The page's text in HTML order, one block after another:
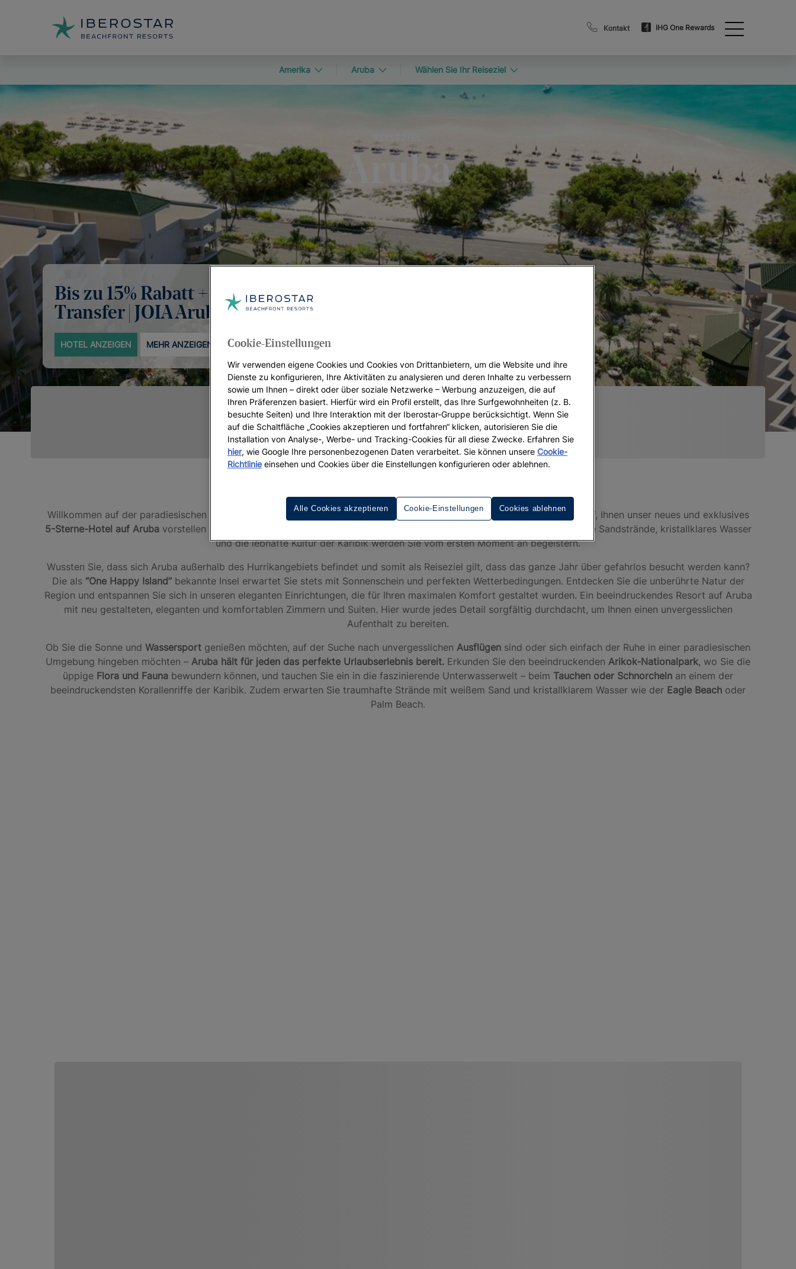
Kontakt IHG One Rewards
Amerika Aruba Wählen Sie Ihr Reiseziel
Aruba
Bis zu 15% Rabatt + kostenloser
Transfer | JOIA Aruba
HOTEL ANZEIGEN MEHR ANZEIGEN
Willkommen auf der paradiesischen Karibikinsel Aruba. Wo Traumurlaube wahr werden. Wir von Iberostar sind stolz darauf, Ihnen unser neues und exklusives
5-Sterne-Hotel auf Aruba vorstellen zu dürfen – für einmalige Urlaubserlebnisse. Freuen Sie sich auf den
: weiße Sandstrände, kristallklares Wasser
und die lebhafte Kultur der Karibik werden Sie vom ersten Moment an begeistern.
Wussten Sie, dass sich Aruba außerhalb des Hurrikangebiets befindet und somit als Reiseziel gilt, dass das ganze Jahr über gefahrlos besucht werden kann?
Die als “One Happy Island”bekannte Insel erwartet Sie stets mit Sonnenschein und perfekten Wetterbedingungen. Entdecken Sie die unberührte Natur der
Region und entspannen Sie sich in unseren eleganten Einrichtungen, die für Ihren maximalen Komfort gestaltet wurden. Ein beeindruckendes Resort auf Aruba
mit neu gestalteten, eleganten und komfortablen Zimmern und Suiten. Hier wurde jedes Detail sorgfältig durchdacht, um Ihnen einen unvergesslichen
Aufenthalt zu bereiten.
Ob Sie die Sonne und Wassersport genießen möchten, auf der Suche nach unvergesslichen Ausflügen sind oder sich einfach der Ruhe in einer paradiesischen
Umgebung hingeben möchten – Aruba hält für jeden das perfekte Urlaubserlebnis bereit. Erkunden Sie den beeindruckenden Arikok-Nationalpark, wo Sie die
üppige Flora und Fauna bewundern können, und tauchen Sie ein in die faszinierende Unterwasserwelt – beim Tauchen oder Schnorcheln an einem der
beeindruckendsten Korallenriffe der Karibik. Zudem erwarten Sie traumhafte Strände mit weißem Sand und kristallklarem Wasser wie der Eagle Beach oder
Palm Beach.
Cookie-Einstellungen
Wir verwenden eigene Cookies und Cookies von Drittanbietern, um die Website und ihre
Dienste zu konfigurieren, Ihre Aktivitäten zu analysieren und deren Inhalte zu verbessern
sowie um Ihnen – direkt oder über soziale Netzwerke – Werbung anzuzeigen, die auf
Ihren Präferenzen basiert. Hierfür wird ein Profil erstellt, das Ihre Surfgewohnheiten (z. B.
besuchte Seiten) und Ihre Interaktion mit der Iberostar-Gruppe berücksichtigt. Wenn Sie
auf die Schaltfläche „Cookies akzeptieren und fortfahren“ klicken, autorisieren Sie die
Installation von Analyse-, Werbe- und Tracking-Cookies für all diese Zwecke. Erfahren Sie
hier, wie Google Ihre personenbezogenen Daten verarbeitet. Sie können unsere Cookie-
Richtlinie einsehen und Cookies über die Einstellungen konfigurieren oder ablehnen.
Cookie-Einstellungen Cookies ablehnen
Alle Cookies akzeptieren